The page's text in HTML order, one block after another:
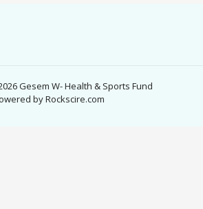
Gesem W- Health & Sports Fund
by Rockscire.com